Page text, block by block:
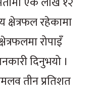
रहेकामा
रोपाइँ
दिनुभयो ।
तीन प्रतिशत